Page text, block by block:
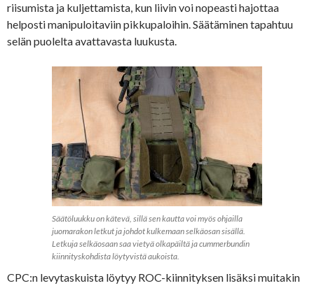
riisumista ja kuljettamista, kun liivin voi nopeasti hajottaa
helposti manipuloitaviin pikkupaloihin. Säätäminen tapahtuu
selän puolelta avattavasta luukusta.
Säätöluukku on kätevä, sillä sen kautta voi myös ohjailla
juomarakon letkut ja johdot kulkemaan selkäosan sisällä.
Letkuja selkäosaan saa vietyä olkapäiltä ja cummerbundin
kiinnityskohdista löytyvistä aukoista.
CPC:n levytaskuista löytyy ROC-kiinnityksen lisäksi muitakin